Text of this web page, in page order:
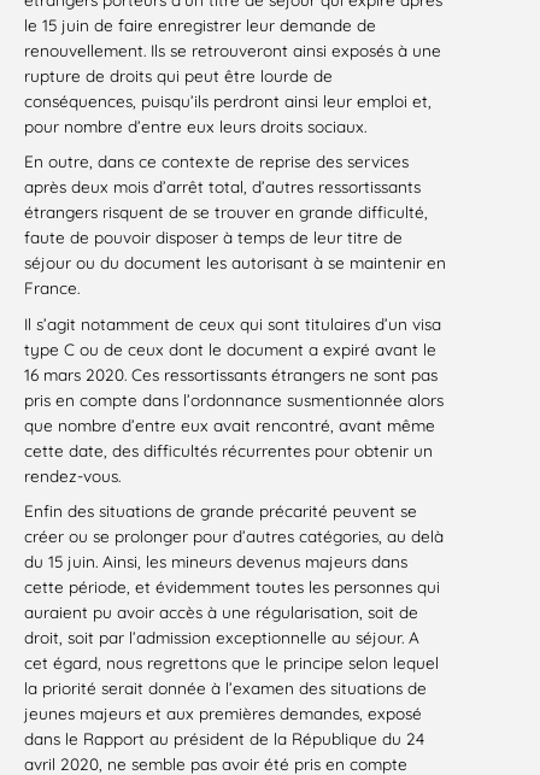
le 15 juin de faire enregistrer leur demande de
renouvellement. Ils se retrouveront ainsi exposés à une
rupture de droits qui peut être lourde de
conséquences, puisqu’ils perdront ainsi leur emploi et,
pour nombre d’entre eux leurs droits sociaux.
En outre, dans ce contexte de reprise des services
après deux mois d’arrêt total, d’autres ressortissants
étrangers risquent de se trouver en grande difficulté,
faute de pouvoir disposer à temps de leur titre de
séjour ou du document les autorisant à se maintenir en
France.
Il s’agit notamment de ceux qui sont titulaires d’un visa
type C ou de ceux dont le document a expiré avant le
16 mars 2020. Ces ressortissants étrangers ne sont pas
pris en compte dans l’ordonnance susmentionnée alors
que nombre d’entre eux avait rencontré, avant même
cette date, des difficultés récurrentes pour obtenir un
rendez-vous.
Enfin des situations de grande précarité peuvent se
créer ou se prolonger pour d’autres catégories, au delà
du 15 juin. Ainsi, les mineurs devenus majeurs dans
cette période, et évidemment toutes les personnes qui
auraient pu avoir accès à une régularisation, soit de
droit, soit par l’admission exceptionnelle au séjour. A
cet égard, nous regrettons que le principe selon lequel
la priorité serait donnée à l’examen des situations de
jeunes majeurs et aux premières demandes, exposé
dans le Rapport au président de la République du 24
avril 2020, ne semble pas avoir été pris en compte